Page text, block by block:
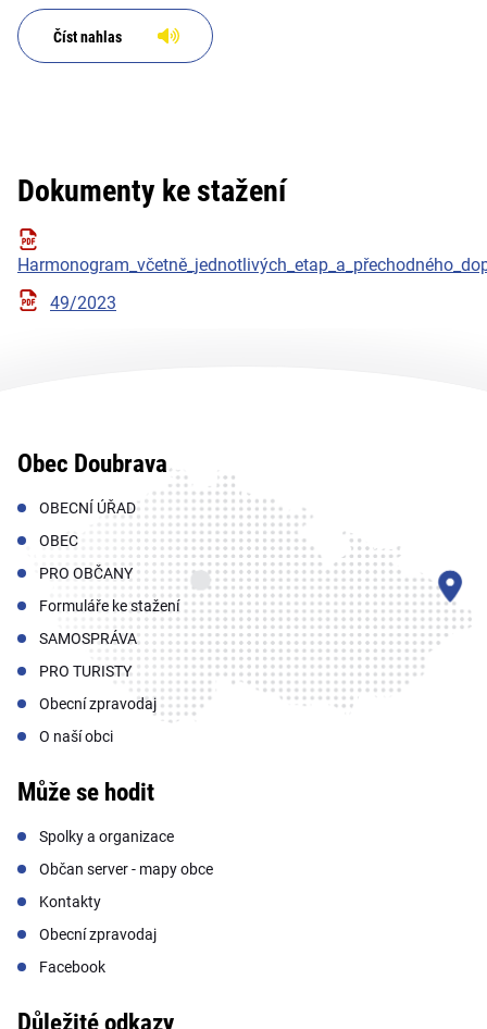
Číst nahlas
Dokumenty ke stažení
49/2023
Obec Doubrava
OBECNÍ ÚŘAD
OBEC
PRO OBČANY
Formuláře ke stažení
SAMOSPRÁVA
PRO TURISTY
Obecní zpravodaj
O naší obci
Může se hodit
Spolky a organizace
Občan server - mapy obce
Kontakty
Obecní zpravodaj
Facebook
Důležité odkazy